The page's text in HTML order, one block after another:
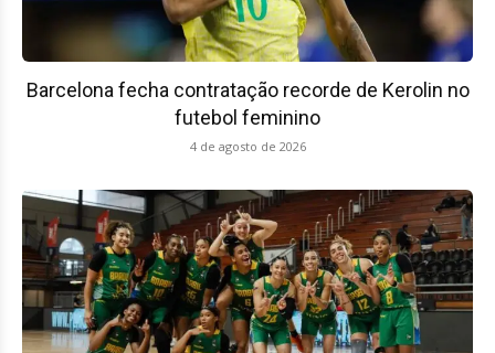
Barcelona fecha contratação recorde de Kerolin no
futebol feminino
4 de agosto de 2026